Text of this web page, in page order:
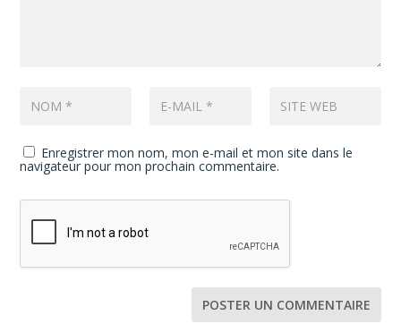
Enregistrer mon nom, mon e-mail et mon site dans le
navigateur pour mon prochain commentaire.